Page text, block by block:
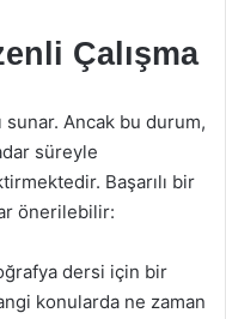
Çalışma
sunar. Ancak bu durum,
süreyle
Başarılı bir
önerilebilir:
dersi için bir
konularda ne zaman